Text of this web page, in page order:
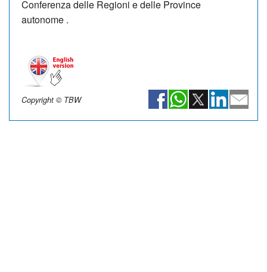
Conferenza delle Regioni e delle Province
autonome .
Copyright © TBW